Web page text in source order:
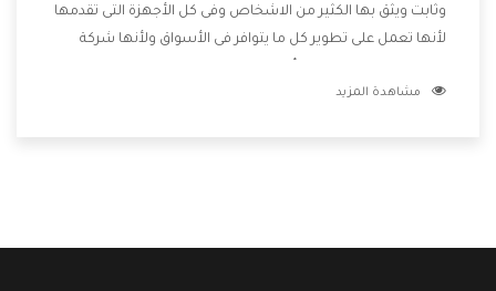
وثابت ويثق بها الكثير من الاشخاص وفى كل الأجهزة التى تقدمها
لأنها تعمل على تطوير كل ما يتوافر فى الأسواق ولأنها شركة
وتقدم للعملاء أقوى العروض والخصومات التى تسهل على
مشاهدة المزيد